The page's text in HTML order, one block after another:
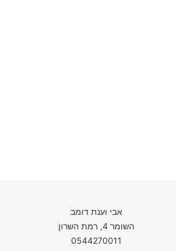
אבי וענת דומב
השומר 4, רמת השרון
0544270011